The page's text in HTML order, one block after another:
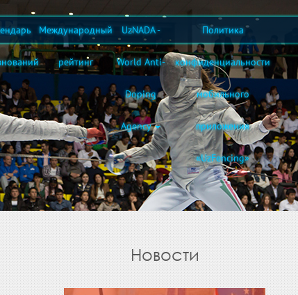
Международный
рейтинг
UzNADA -
World Anti-
Doping
Agency
Политика
конфиденциальности
мобильного
приложения
«UzFencing»
Новости